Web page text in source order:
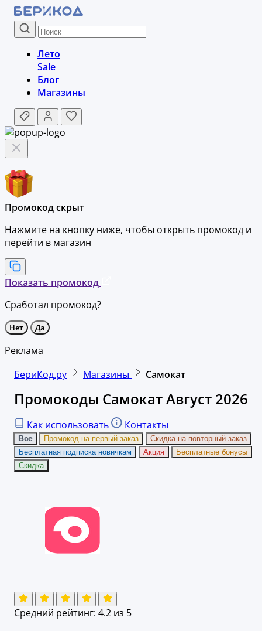
Лето
Sale
Блог
Магазины
Промокод скрыт
Нажмите на кнопку ниже, чтобы открыть промокод и
перейти в магазин
Показать промокод
Сработал промокод?
Нет Да
Реклама
БериКод.ру
Магазины Самокат
Промокоды Самокат Август 2026
Как использовать Контакты
Все Промокод на первый заказ
Скидка на повторный заказ
Бесплатная подписка новичкам
Акция
Бесплатные бонусы
Скидка
Средний рейтинг: 4.2 из 5